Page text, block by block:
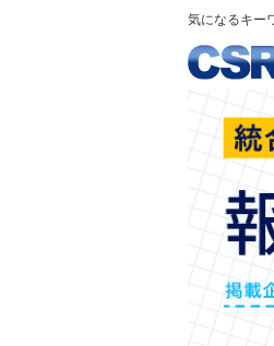
気になるキー